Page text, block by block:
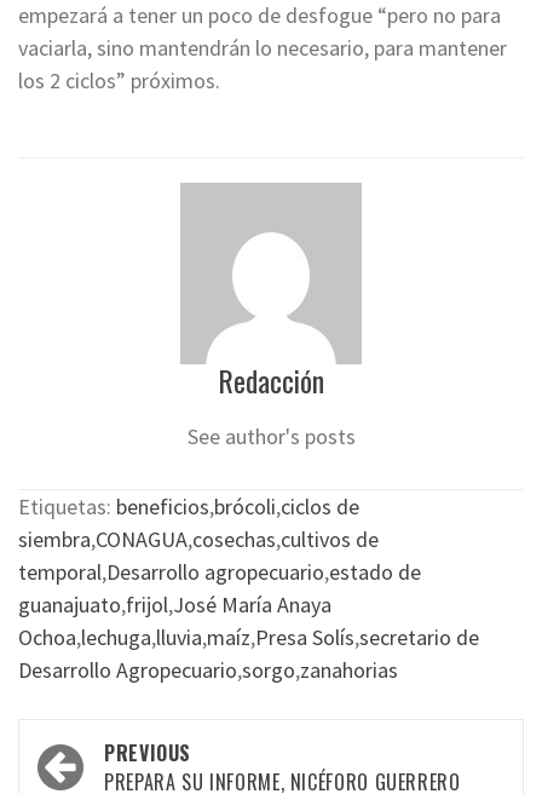
empezará a tener un poco de desfogue “pero no para
vaciarla, sino mantendrán lo necesario, para mantener
los 2 ciclos” próximos.
Redacción
See author's posts
Etiquetas: beneficios,brócoli,ciclos de
siembra,CONAGUA,cosechas,cultivos de
temporal,Desarrollo agropecuario,estado de
guanajuato,frijol,José María Anaya
Ochoa,lechuga,lluvia,maíz,Presa Solís,secretario de
Desarrollo Agropecuario,sorgo,zanahorias
Post
PREVIOUS
PREPARA SU INFORME, NICÉFORO GUERRERO